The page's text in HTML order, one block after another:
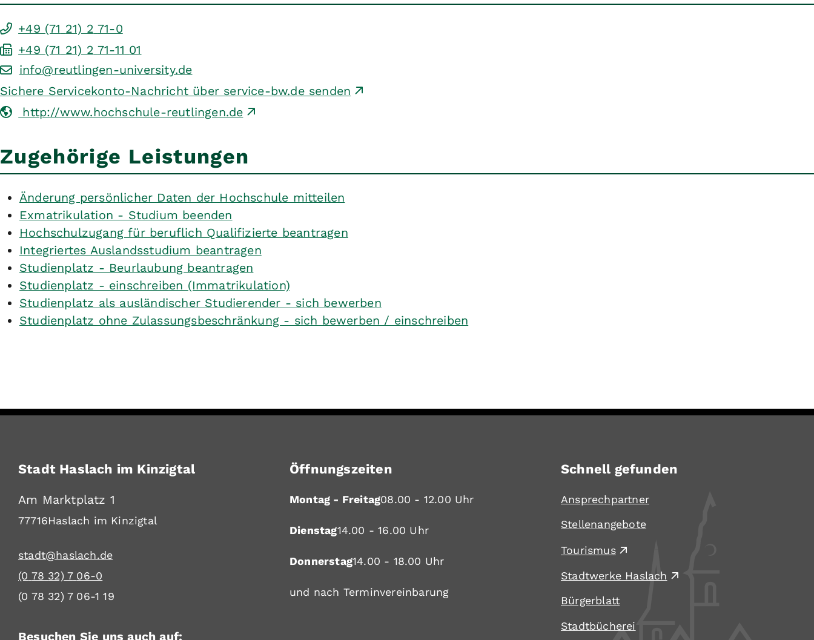
+49 (71 21) 2 71-0
+49 (71 21) 2 71-11 01
info@reutlingen-university.de
Sichere Servicekonto-Nachricht über service-bw.de senden
http://www.hochschule-reutlingen.de
Zugehörige Leistungen
Änderung persönlicher Daten der Hochschule mitteilen
Exmatrikulation - Studium beenden
Hochschulzugang für beruflich Qualifizierte beantragen
Integriertes Auslandsstudium beantragen
Studienplatz - Beurlaubung beantragen
Studienplatz - einschreiben (Immatrikulation)
Studienplatz als ausländischer Studierender - sich bewerben
Studienplatz ohne Zulassungsbeschränkung - sich bewerben / einschreiben
Stadt Haslach im Kinzigtal
Am Marktplatz 1
77716Haslach im Kinzigtal
stadt@haslach.de
(0 78 32) 7 06-0
(0 78 32) 7 06-1 19
Besuchen Sie uns auch auf:
Öffnungszeiten
Montag - Freitag08.00 - 12.00 Uhr
Dienstag14.00 - 16.00 Uhr
Donnerstag14.00 - 18.00 Uhr
und nach Terminvereinbarung
Schnell gefunden
Ansprechpartner
Stellenangebote
Tourismus
Stadtwerke Haslach
Bürgerblatt
Stadtbücherei